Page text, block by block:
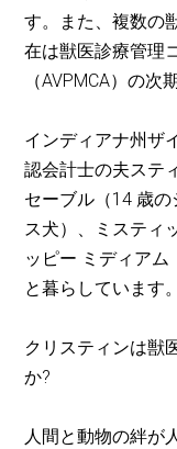
す。また、複数の
在は獣医診療管理
（AVPMCA）の次
インディアナ州ザ
認会計士の夫ステ
セーブル（14 歳
ス犬）、ミスティ
ッピー ミディアム
と暮らしています。
クリスティンは獣
か?
人間と動物の絆が